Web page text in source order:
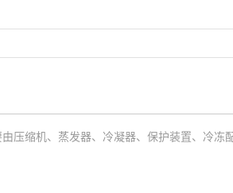
压缩机、蒸发器、冷凝器、保护装置、冷